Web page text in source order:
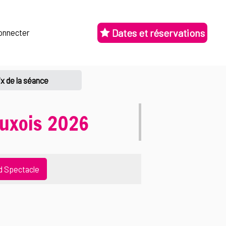
Dates et réservations
de la séance
2026
Spectacle